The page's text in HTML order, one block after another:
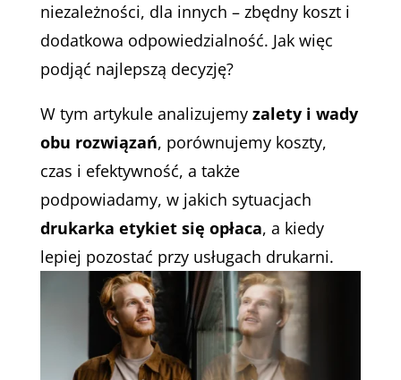
niezależności, dla innych – zbędny koszt i
dodatkowa odpowiedzialność. Jak więc
podjąć najlepszą decyzję?
W tym artykule analizujemy zalety i wady
obu rozwiązań, porównujemy koszty,
czas i efektywność, a także
podpowiadamy, w jakich sytuacjach
drukarka etykiet się opłaca, a kiedy
lepiej pozostać przy usługach drukarni.